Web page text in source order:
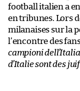
football italien a
en tribunes. Lors
milanaises sur la
l’encontre des
campioni
d’Italie sont des